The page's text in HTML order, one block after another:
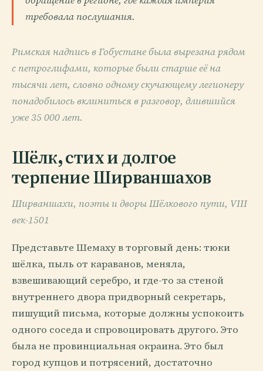
требовала послушания.
Римская надпись в Гобустане была вырезана рядом
с петроглифами, которые были старше её на
тысячи лет, словно одному скучающему легионеру
понадобилось вклиниться в разговор, длившийся
уже 35 000 лет.
Шёлк, стих и долгое
терпение Ширваншахов
Ширваншахи, поэты и дворы Шёлкового пути, VIII
век-1501
Представьте Шемаху в торговый день: тюки
шёлка, пыль от караванов, меняла,
взвешивающий серебро, и где-то за стеной
внутреннего двора придворный секретарь,
пишущий письма, которые должны успокоить
одного соседа и спровоцировать другого. Это
была не провинциальная окраина. Это был
город купцов и потрясений, достаточно